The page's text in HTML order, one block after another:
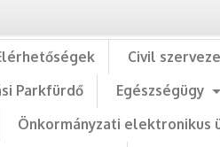
Civil
Parkfürdő Egészségügy
Önkormányzati elektronikus